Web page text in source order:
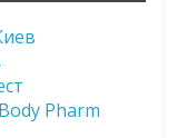
Pharm